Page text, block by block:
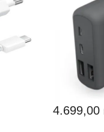
4.699,00